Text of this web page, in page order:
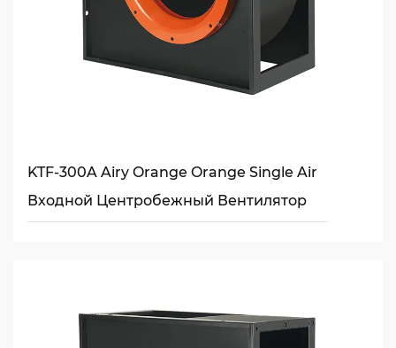
KTF-300A Airy Orange Orange Single Air
Входной Центробежный Вентилятор